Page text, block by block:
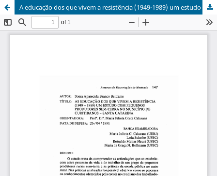
A educação dos que vivem a resistência (1949-1989) um estudo com pequenos produtores sem-terra no município de Curitibanos - Santa Catarina